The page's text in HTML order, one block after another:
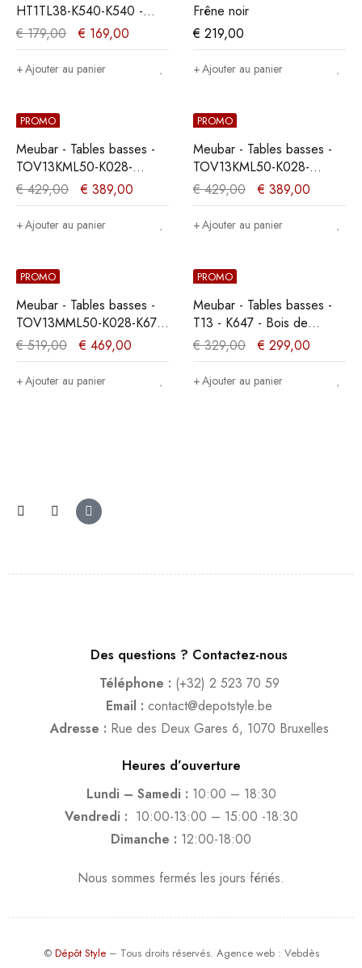
HT1TL38-K540-K540 -
K540 - Chêne Millenium
clair - 68x42x68cm
€179,00 € 169,00
Ajouter au panier
Frêne noir
€ 219,00
Ajouter au panier
PROMO
Meubar - Tables basses -
TOV13KML50-K028-
K660BL - Teck Orange -
135x39x68cm
€429,00 € 389,00
Ajouter au panier
PROMO
Meubar - Tables basses -
TOV13KML50-K028-
K640BL - Teck Orange -
135x39x68cm
€429,00 € 389,00
Ajouter au panier
PROMO
Meubar - Tables basses -
TOV13MML50-K028-K670
- Vieux teck -
196x76x100cm
€519,00 € 469,00
Ajouter au panier
PROMO
Meubar - Tables basses -
T13 - K647 - Bois de
marine foncé/Noir -
135x42x68cm
€329,00 € 299,00
Ajouter au panier
Des questions ? Contactez-nous
Téléphone : (+32) 2 523 70 59
Email : contact@depotstyle.be
Adresse : Rue des Deux Gares 6, 1070 Bruxelles
Heures d’ouverture
Lundi – Samedi : 10:00 – 18:30
Vendredi : 10:00-13:00 – 15:00 -18:30
Dimanche : 12:00-18:00
Nous sommes fermés les jours fériés.
© Dépôt Style– Tous droits réservés. Agence web: Vebdès